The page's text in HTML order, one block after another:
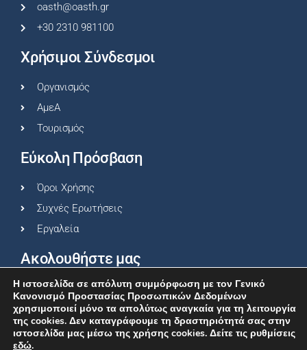
oasth@oasth.gr
+30 2310 981100
Χρήσιμοι Σύνδεσμοι
Οργανισμός
ΑμεΑ
Τουρισμός
Εύκολη Πρόσβαση
Όροι Χρήσης
Συχνές Ερωτήσεις
Εργαλεία
Ακολουθήστε μας
Η ιστοσελίδα σε απόλυτη συμμόρφωση με τον Γενικό
Κανονισμό Προστασίας Προσωπικών Δεδομένων
χρησιμοποιεί μόνο τα απολύτως αναγκαία για τη λειτουργία
της cookies. Δεν καταγράφουμε τη δραστηριότητά σας στην
ιστοσελίδα μας μέσω της χρήσης cookies. Δείτε τις ρυθμίσεις
εδώ.